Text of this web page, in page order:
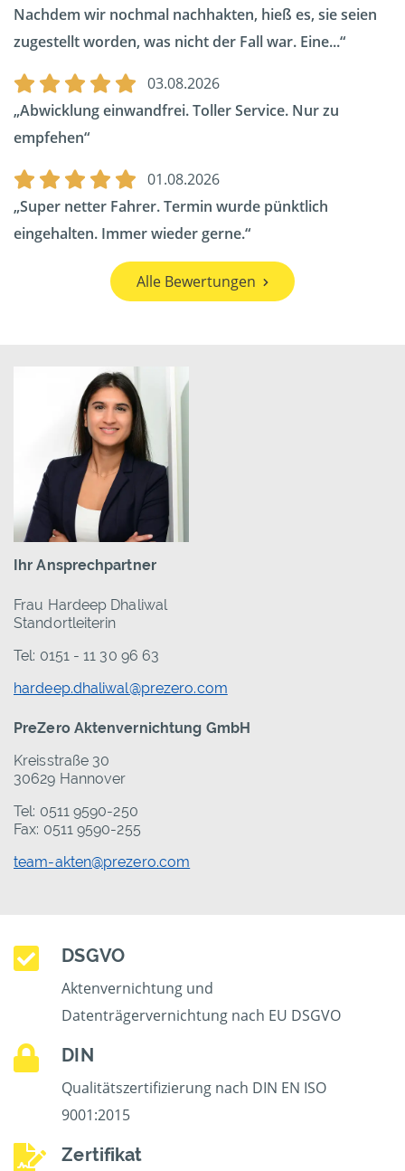
Nachdem wir nochmal nachhakten, hieß es, sie seien
zugestellt worden, was nicht der Fall war. Eine...
03.08.2026
Abwicklung einwandfrei. Toller Service. Nur zu
empfehen
01.08.2026
Super netter Fahrer. Termin wurde pünktlich
eingehalten. Immer wieder gerne.
Alle Bewertungen
Ihr Ansprechpartner
Frau Hardeep Dhaliwal
Standortleiterin
Tel: 0151 - 11 30 96 63
hardeep.dhaliwal@prezero.com
PreZero Aktenvernichtung GmbH
Kreisstraße 30
30629 Hannover
Tel: 0511 9590-250
Fax: 0511 9590-255
team-akten@prezero.com
DSGVO
Aktenvernichtung und
Datenträgervernichtung nach EU DSGVO
DIN
Qualitätszertifizierung nach DIN EN ISO
9001:2015
Zertifikat